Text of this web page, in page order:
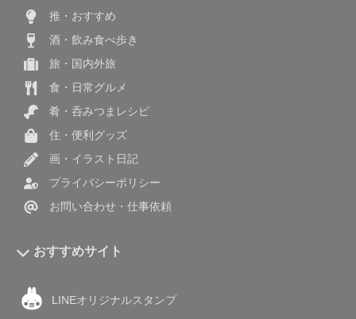
推・おすすめ
酒・飲み食べ歩き
旅・国内外旅
食・日常グルメ
肴・呑みつまレシピ
住・便利グッズ
画・イラスト日記
プライバシーポリシー
お問い合わせ・仕事依頼
おすすめサイト
LINEオリジナルスタンプ